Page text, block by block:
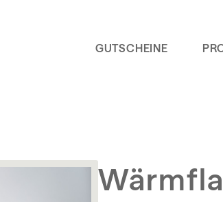
GUTSCHEINE